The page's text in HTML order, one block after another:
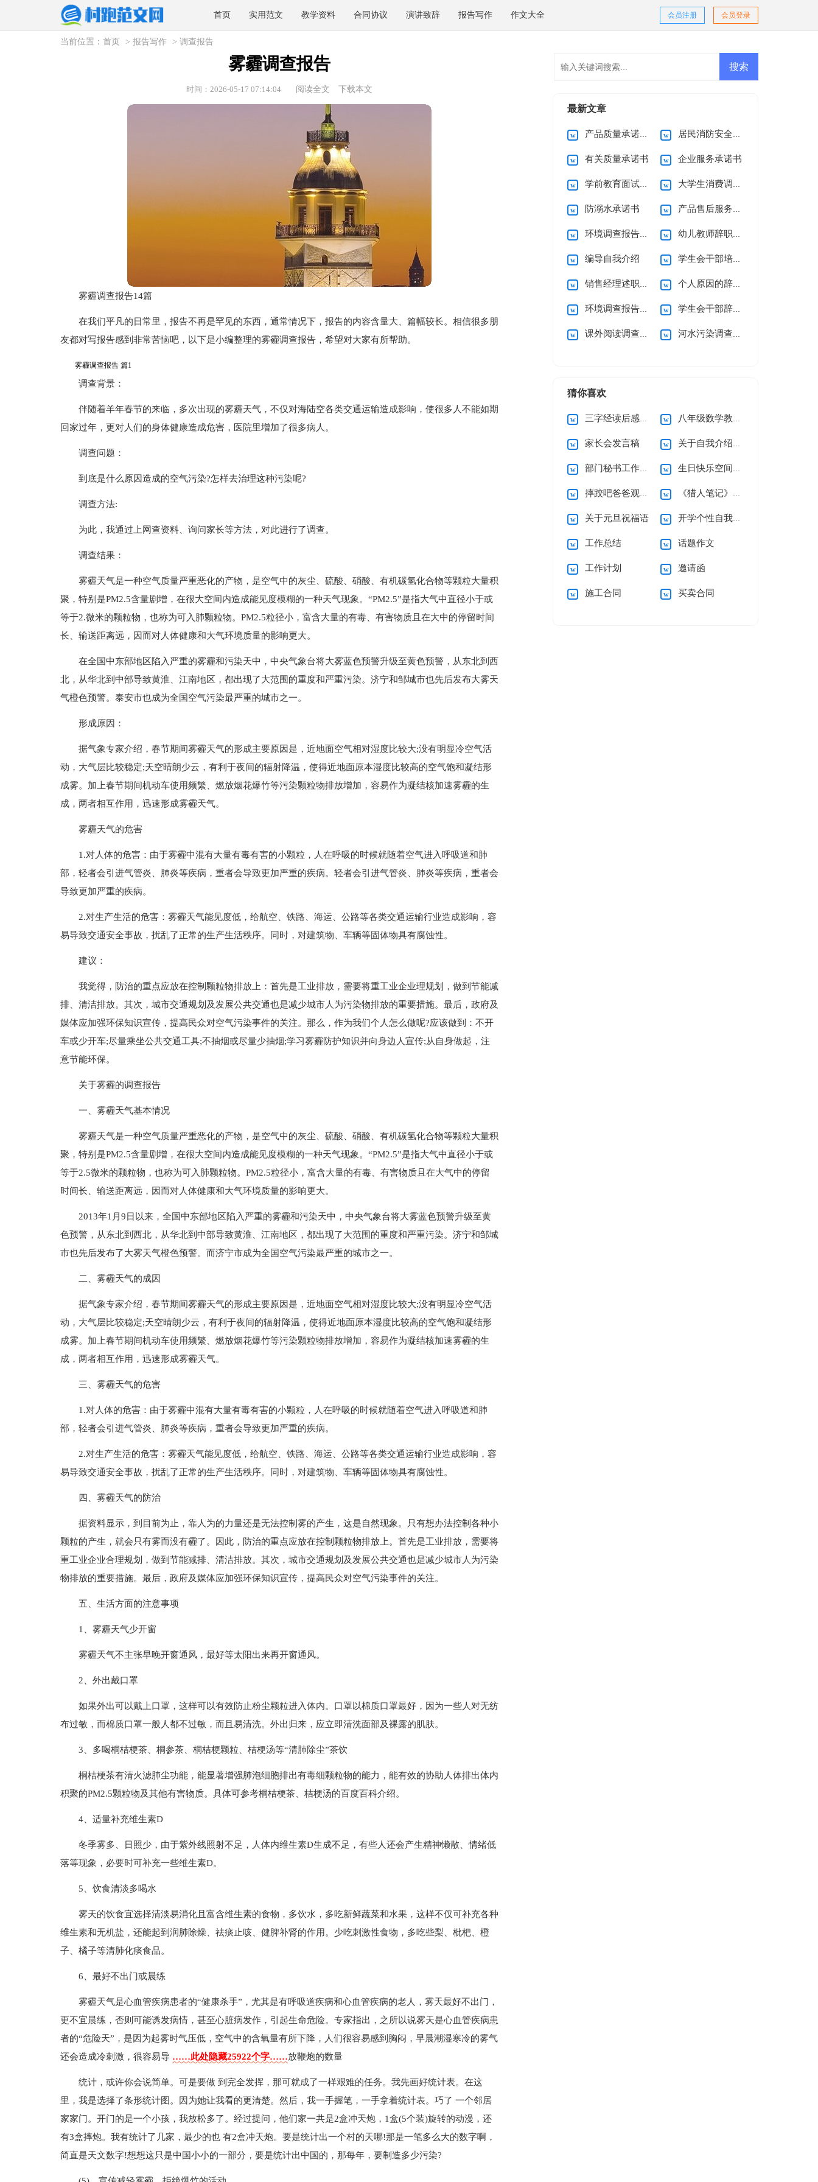
首页 实用范文 教学资料 合同协议 演讲致辞 报告写作 作文大全 会员登录
会员注册
当前位置： 首页 > 报告写作 > 调查报告
雾霾调查报告
时间：2026-05-17 07:14:04 阅读全文 下载本文
雾霾调查报告14篇
在我们平凡的日常里，报告不再是罕见的东西，通常情况下，报告的内容含量大、篇幅较长。相信很多朋
友都对写报告感到非常苦恼吧，以下是小编整理的雾霾调查报告，希望对大家有所帮助。
雾霾调查报告 篇1
调查背景：
伴随着羊年春节的来临，多次出现的雾霾天气，不仅对海陆空各类交通运输造成影响，使很多人不能如期
回家过年，更对人们的身体健康造成危害，医院里增加了很多病人。
调查问题：
到底是什么原因造成的空气污染?怎样去治理这种污染呢?
调查方法:
为此，我通过上网查资料、询问家长等方法，对此进行了调查。
调查结果：
雾霾天气是一种空气质量严重恶化的产物，是空气中的灰尘、硫酸、硝酸、有机碳氢化合物等颗粒大量积
聚，特别是PM2.5含量剧增，在很大空间内造成能见度模糊的一种天气现象。“PM2.5”是指大气中直径小于或
等于2.微米的颗粒物，也称为可入肺颗粒物。PM2.5粒径小，富含大量的有毒、有害物质且在大中的停留时间
长、输送距离远，因而对人体健康和大气环境质量的影响更大。
在全国中东部地区陷入严重的雾霾和污染天中，中央气象台将大雾蓝色预警升级至黄色预警，从东北到西
北，从华北到中部导致黄淮、江南地区，都出现了大范围的重度和严重污染。济宁和邹城市也先后发布大雾天
气橙色预警。泰安市也成为全国空气污染最严重的城市之一。
形成原因：
据气象专家介绍，春节期间雾霾天气的形成主要原因是，近地面空气相对湿度比较大;没有明显冷空气活
动，大气层比较稳定;天空晴朗少云，有利于夜间的辐射降温，使得近地面原本湿度比较高的空气饱和凝结形
成雾。加上春节期间机动车使用频繁、燃放烟花爆竹等污染颗粒物排放增加，容易作为凝结核加速雾霾的生
成，两者相互作用，迅速形成雾霾天气。
雾霾天气的危害
1.对人体的危害：由于雾霾中混有大量有毒有害的小颗粒，人在呼吸的时候就随着空气进入呼吸道和肺
部，轻者会引进气管炎、肺炎等疾病，重者会导致更加严重的疾病。轻者会引进气管炎、肺炎等疾病，重者会
导致更加严重的疾病。
2.对生产生活的危害：雾霾天气能见度低，给航空、铁路、海运、公路等各类交通运输行业造成影响，容
易导致交通安全事故，扰乱了正常的生产生活秩序。同时，对建筑物、车辆等固体物具有腐蚀性。
建议：
我觉得，防治的重点应放在控制颗粒物排放上：首先是工业排放，需要将重工业企业理规划，做到节能减
排、清洁排放。其次，城市交通规划及发展公共交通也是减少城市人为污染物排放的重要措施。最后，政府及
媒体应加强环保知识宣传，提高民众对空气污染事件的关注。那么，作为我们个人怎么做呢?应该做到：不开
车或少开车;尽量乘坐公共交通工具;不抽烟或尽量少抽烟;学习雾霾防护知识并向身边人宣传;从自身做起，注
意节能环保。
关于雾霾的调查报告
一、雾霾天气基本情况
雾霾天气是一种空气质量严重恶化的产物，是空气中的灰尘、硫酸、硝酸、有机碳氢化合物等颗粒大量积
聚，特别是PM2.5含量剧增，在很大空间内造成能见度模糊的一种天气现象。“PM2.5”是指大气中直径小于或
等于2.5微米的颗粒物，也称为可入肺颗粒物。PM2.5粒径小，富含大量的有毒、有害物质且在大气中的停留
时间长、输送距离远，因而对人体健康和大气环境质量的影响更大。
2013年1月9日以来，全国中东部地区陷入严重的雾霾和污染天中，中央气象台将大雾蓝色预警升级至黄
色预警，从东北到西北，从华北到中部导致黄淮、江南地区，都出现了大范围的重度和严重污染。济宁和邹城
市也先后发布了大雾天气橙色预警。而济宁市成为全国空气污染最严重的城市之一。
二、雾霾天气的成因
据气象专家介绍，春节期间雾霾天气的形成主要原因是，近地面空气相对湿度比较大;没有明显冷空气活
动，大气层比较稳定;天空晴朗少云，有利于夜间的辐射降温，使得近地面原本湿度比较高的空气饱和凝结形
成雾。加上春节期间机动车使用频繁、燃放烟花爆竹等污染颗粒物排放增加，容易作为凝结核加速雾霾的生
成，两者相互作用，迅速形成雾霾天气。
三、雾霾天气的危害
1.对人体的危害：由于雾霾中混有大量有毒有害的小颗粒，人在呼吸的时候就随着空气进入呼吸道和肺
部，轻者会引进气管炎、肺炎等疾病，重者会导致更加严重的疾病。
2.对生产生活的危害：雾霾天气能见度低，给航空、铁路、海运、公路等各类交通运输行业造成影响，容
易导致交通安全事故，扰乱了正常的生产生活秩序。同时，对建筑物、车辆等固体物具有腐蚀性。
四、雾霾天气的防治
据资料显示，到目前为止，靠人为的力量还是无法控制雾的产生，这是自然现象。只有想办法控制各种小
颗粒的产生，就会只有雾而没有霾了。因此，防治的重点应放在控制颗粒物排放上。首先是工业排放，需要将
重工业企业合理规划，做到节能减排、清洁排放。其次，城市交通规划及发展公共交通也是减少城市人为污染
物排放的重要措施。最后，政府及媒体应加强环保知识宣传，提高民众对空气污染事件的关注。
五、生活方面的注意事项
1、雾霾天气少开窗
雾霾天气不主张早晚开窗通风，最好等太阳出来再开窗通风。
2、外出戴口罩
如果外出可以戴上口罩，这样可以有效防止粉尘颗粒进入体内。口罩以棉质口罩最好，因为一些人对无纺
布过敏，而棉质口罩一般人都不过敏，而且易清洗。外出归来，应立即清洗面部及裸露的肌肤。
3、多喝桐桔梗茶、桐参茶、桐桔梗颗粒、桔梗汤等“清肺除尘”茶饮
桐桔梗茶有清火滤肺尘功能，能显著增强肺泡细胞排出有毒细颗粒物的能力，能有效的协助人体排出体内
积聚的PM2.5颗粒物及其他有害物质。具体可参考桐桔梗茶、桔梗汤的百度百科介绍。
4、适量补充维生素D
冬季雾多、日照少，由于紫外线照射不足，人体内维生素D生成不足，有些人还会产生精神懒散、情绪低
落等现象，必要时可补充一些维生素D。
5、饮食清淡多喝水
雾天的饮食宜选择清淡易消化且富含维生素的食物，多饮水，多吃新鲜蔬菜和水果，这样不仅可补充各种
维生素和无机盐，还能起到润肺除燥、祛痰止咳、健脾补肾的作用。少吃刺激性食物，多吃些梨、枇杷、橙
子、橘子等清肺化痰食品。
6、最好不出门或晨练
雾霾天气是心血管疾病患者的“健康杀手”，尤其是有呼吸道疾病和心血管疾病的老人，雾天最好不出门，
更不宜晨练，否则可能诱发病情，甚至心脏病发作，引起生命危险。专家指出，之所以说雾天是心血管疾病患
者的“危险天”，是因为起雾时气压低，空气中的含氧量有所下降，人们很容易感到胸闷，早晨潮湿寒冷的雾气
还会造成冷刺激，很容易导 ……此处隐藏25922个字……放鞭炮的数量
统计，或许你会说简单。可是要做 到完全发挥，那可就成了一样艰难的任务。我先画好统计表。在这
里，我是选择了条形统计图。因为她让我看的更清楚。然后，我一手握笔，一手拿着统计表。巧了 一个邻居
家家门。开门的是一个小孩，我放松多了。经过提问，他们家一共是2盒冲天炮，1盒(5个装)旋转的动漫，还
有3盒摔炮。我有统计了几家，最少的也 有2盒冲天炮。要是统计出一个村的天哪!那是一笔多么大的数字啊，
简直是天文数字!想想这只是中国小小的一部分，要是统计出中国的，那每年，要制造多少污染?
最新文章
产品质量承诺书15篇 居民消防安全的承诺书
有关质量承诺书 企业服务承诺书
学前教育面试自我介绍 大学生消费调查报告
防溺水承诺书 产品售后服务承诺书(15篇)
环境调查报告(集合15篇) 幼儿教师辞职信15篇
编导自我介绍 学生会干部培训心得体会
销售经理述职报告 个人原因的辞职信
环境调查报告(通用15篇) 学生会干部辞职申请书
课外阅读调查报告15篇 河水污染调查报告
猜你喜欢
三字经读后感15篇 八年级数学教学工作总结
家长会发言稿 关于自我介绍(集合15篇)
部门秘书工作总结 生日快乐空间留言
摔跤吧爸爸观后感通用15篇 《猎人笔记》读后感
关于元旦祝福语 开学个性自我介绍
工作总结 话题作文
工作计划 邀请函
施工合同 买卖合同